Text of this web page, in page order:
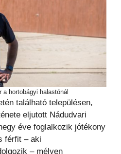
a hortobágyi halastónál
található településen,
eljutott Nádudvari
éve foglalkozik jótékony
férfit – aki
– mélyen